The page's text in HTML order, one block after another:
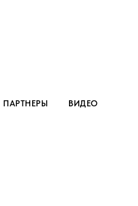
ПАРТНЕРЫ ВИДЕО